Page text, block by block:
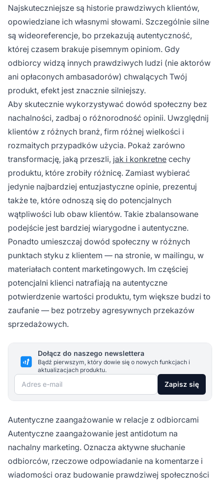
Najskuteczniejsze są historie prawdziwych klientów,
opowiedziane ich własnymi słowami. Szczególnie silne
są wideoreferencje, bo przekazują autentyczność,
której czasem brakuje pisemnym opiniom. Gdy
odbiorcy widzą innych prawdziwych ludzi (nie aktorów
ani opłaconych ambasadorów) chwalących Twój
produkt, efekt jest znacznie silniejszy.
Aby skutecznie wykorzystywać dowód społeczny bez
nachalności, zadbaj o różnorodność opinii. Uwzględnij
klientów z różnych branż, firm różnej wielkości i
rozmaitych przypadków użycia. Pokaż zarówno
transformację, jaką przeszli, jak i konkretne cechy
produktu, które zrobiły różnicę. Zamiast wybierać
jedynie najbardziej entuzjastyczne opinie, prezentuj
także te, które odnoszą się do potencjalnych
wątpliwości lub obaw klientów. Takie zbalansowane
podejście jest bardziej wiarygodne i autentyczne.
Ponadto umieszczaj dowód społeczny w różnych
punktach styku z klientem — na stronie, w mailingu, w
materiałach content marketingowych. Im częściej
potencjalni klienci natrafiają na autentyczne
potwierdzenie wartości produktu, tym większe budzi to
zaufanie — bez potrzeby agresywnych przekazów
sprzedażowych.
Dołącz do naszego newslettera
Bądź pierwszym, który dowie się o nowych funkcjach i
aktualizacjach produktu.
Adres e-mail Zapisz się
Autentyczne zaangażowanie w relacje z odbiorcami
Autentyczne zaangażowanie jest antidotum na
nachalny marketing. Oznacza aktywne słuchanie
odbiorców, rzeczowe odpowiadanie na komentarze i
wiadomości oraz budowanie prawdziwej społeczności